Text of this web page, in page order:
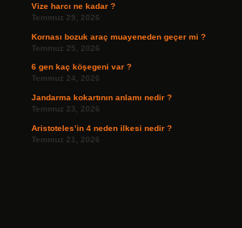
Vize harcı ne kadar ?
Temmuz 29, 2026
Kornası bozuk araç muayeneden geçer mi ?
Temmuz 25, 2026
6 gen kaç köşegeni var ?
Temmuz 24, 2026
Jandarma kokartının anlamı nedir ?
Temmuz 23, 2026
Aristoteles’in 4 neden ilkesi nedir ?
Temmuz 21, 2026